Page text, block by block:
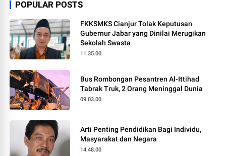
POPULAR POSTS
FKKSMKS Cianjur Tolak Keputusan
Gubernur Jabar yang Dinilai Merugikan
Sekolah Swasta
11.35.00
Bus Rombongan Pesantren Al-Ittihad
Tabrak Truk, 2 Orang Meninggal Dunia
09.03.00
Arti Penting Pendidikan Bagi Individu,
Masyarakat dan Negara
14.48.00